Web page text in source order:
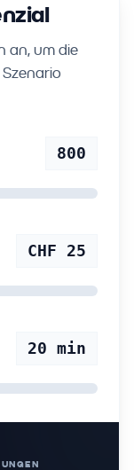
an, um die
800
CHF 25
20 min